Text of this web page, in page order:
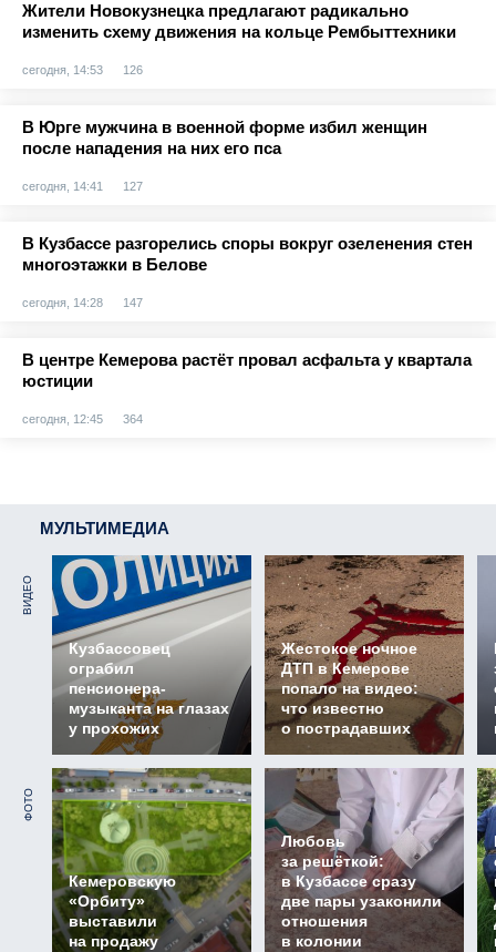
Жители Новокузнецка предлагают радикально
изменить схему движения на кольце Рембыттехники
сегодня, 14:53 126
В Юрге мужчина в военной форме избил женщин
после нападения на них его пса
сегодня, 14:41 127
В Кузбассе разгорелись споры вокруг озеленения стен
многоэтажки в Белове
сегодня, 14:28 147
В центре Кемерова растёт провал асфальта у квартала
юстиции
сегодня, 12:45 364
МУЛЬТИМЕДИА
ВИДЕО
Кузбассовец
ограбил
пенсионера-
музыканта на глазах
у прохожих
Жестокое ночное
ДТП в Кемерове
попало на видео:
что известно
о пострадавших
ФОТО
Кемеровскую
«Орбиту»
выставили
на продажу
Любовь
за решёткой:
в Кузбассе сразу
две пары узаконили
отношения
в колонии